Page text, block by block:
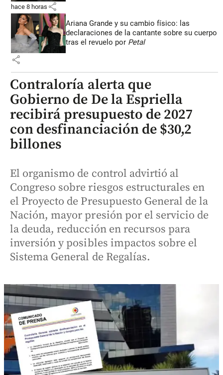
hace 8 horas share
Ariana Grande y su cambio físico: las
declaraciones de la cantante sobre su cuerpo
tras el revuelo por Petal
share
Contraloría alerta que
Gobierno de De la Espriella
recibirá presupuesto de 2027
con desfinanciación de $30,2
billones
El organismo de control advirtió al
Congreso sobre riesgos estructurales en
el Proyecto de Presupuesto General de la
Nación, mayor presión por el servicio de
la deuda, reducción en recursos para
inversión y posibles impactos sobre el
Sistema General de Regalías.